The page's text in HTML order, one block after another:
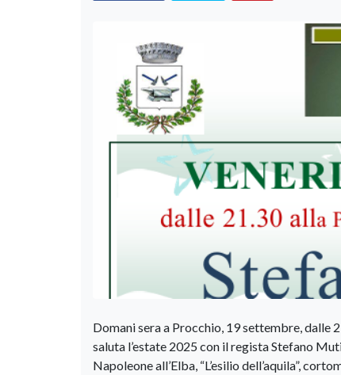
Domani sera a Procchio, 19 settembre, dalle
saluta l’estate 2025 con il regista Stefano
Napoleone all’Elba, “L’esilio dell’aquila”,